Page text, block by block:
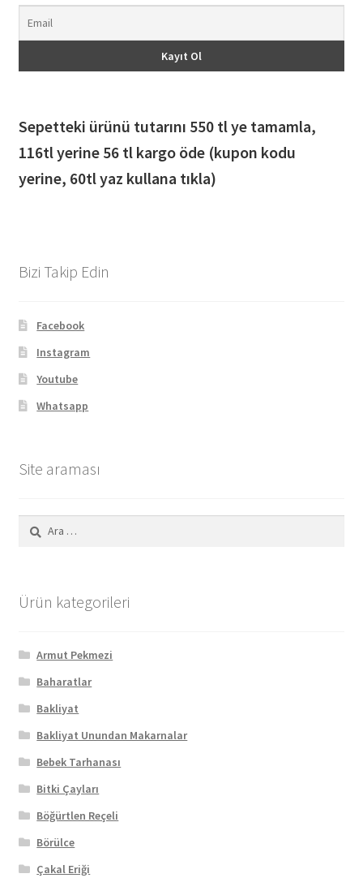
Sepetteki ürünü tutarını 550 tl ye tamamla,
116tl yerine 56 tl kargo öde (kupon kodu
yerine, 60tl yaz kullana tıkla)
Bizi Takip Edin
Facebook
Instagram
Youtube
Whatsapp
Site araması
Arama:
Ürün kategorileri
Armut Pekmezi
Baharatlar
Bakliyat
Bakliyat Unundan Makarnalar
Bebek Tarhanası
Bitki Çayları
Böğürtlen Reçeli
Börülce
Çakal Eriği